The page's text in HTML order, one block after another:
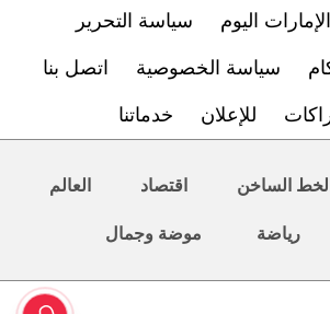
اليوم سياسة التحرير
سياسة الخصوصية اتصل بنا
للإعلان خدماتنا
الخط الساخن اقتصاد العالم
رياضة موضة وجمال